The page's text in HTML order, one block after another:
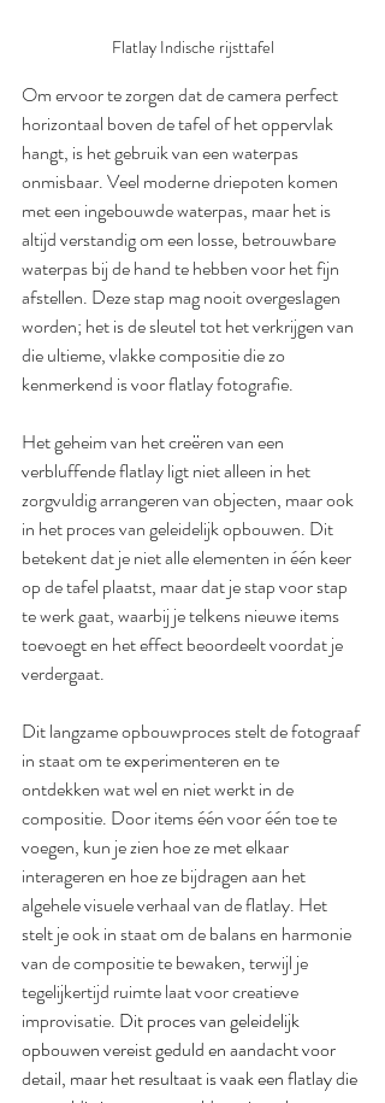
Flatlay Indische rijsttafel
Om ervoor te zorgen dat de camera perfect
horizontaal boven de tafel of het oppervlak
hangt, is het gebruik van een waterpas
onmisbaar. Veel moderne driepoten komen
met een ingebouwde waterpas, maar het is
altijd verstandig om een losse, betrouwbare
waterpas bij de hand te hebben voor het fijn
afstellen. Deze stap mag nooit overgeslagen
worden; het is de sleutel tot het verkrijgen van
die ultieme, vlakke compositie die zo
kenmerkend is voor flatlay fotografie.
Het geheim van het creëren van een
verbluffende flatlay ligt niet alleen in het
zorgvuldig arrangeren van objecten, maar ook
in het proces van geleidelijk opbouwen. Dit
betekent dat je niet alle elementen in één keer
op de tafel plaatst, maar dat je stap voor stap
te werk gaat, waarbij je telkens nieuwe items
toevoegt en het effect beoordeelt voordat je
verdergaat.
Dit langzame opbouwproces stelt de fotograaf
in staat om te experimenteren en te
ontdekken wat wel en niet werkt in de
compositie. Door items één voor één toe te
voegen, kun je zien hoe ze met elkaar
interageren en hoe ze bijdragen aan het
algehele visuele verhaal van de flatlay. Het
stelt je ook in staat om de balans en harmonie
van de compositie te bewaken, terwijl je
tegelijkertijd ruimte laat voor creatieve
improvisatie. Dit proces van geleidelijk
opbouwen vereist geduld en aandacht voor
detail, maar het resultaat is vaak een flatlay die